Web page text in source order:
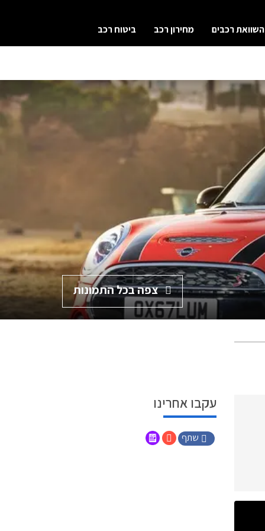
השוואת רכבים מחירון רכב ביטוח רכב
צפה בכל התמונות
עקבו אחרינו
שתף